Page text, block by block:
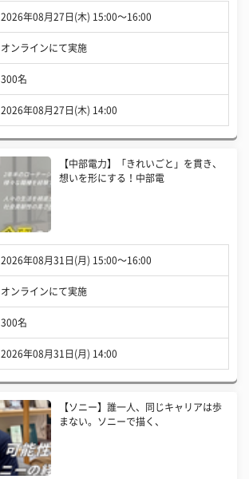
2026年08月27日(木) 15:00〜16:00
オンラインにて実施
300名
2026年08月27日(木) 14:00
【中部電力】「きれいごと」を貫き、
想いを形にする！中部電
2026年08月31日(月) 15:00〜16:00
オンラインにて実施
300名
2026年08月31日(月) 14:00
【ソニー】誰一人、同じキャリアは歩
まない。ソニーで描く、